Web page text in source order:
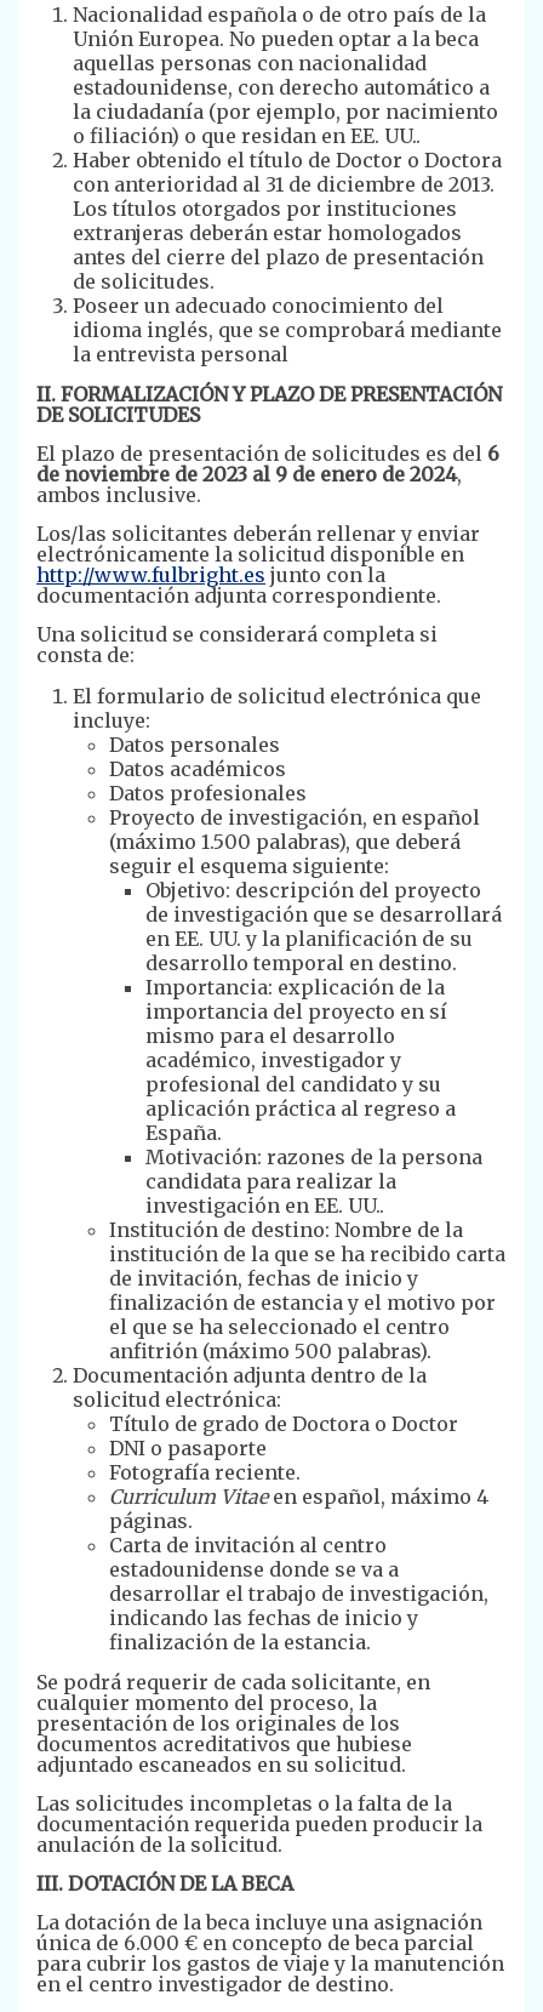
Nacionalidad española o de otro país de la
Unión Europea. No pueden optar a la beca
aquellas personas con nacionalidad
estadounidense, con derecho automático a
la ciudadanía (por ejemplo, por nacimiento
o filiación) o que residan en EE. UU..
Haber obtenido el título de Doctor o Doctora
con anterioridad al 31 de diciembre de 2013.
Los títulos otorgados por instituciones
extranjeras deberán estar homologados
antes del cierre del plazo de presentación
de solicitudes.
Poseer un adecuado conocimiento del
idioma inglés, que se comprobará mediante
la entrevista personal
II. FORMALIZACIÓN Y PLAZO DE PRESENTACIÓN
DE SOLICITUDES
El plazo de presentación de solicitudes es del 6
de noviembre de 2023 al 9 de enero de 2024,
ambos inclusive.
Los/las solicitantes deberán rellenar y enviar
electrónicamente la solicitud disponible en
http://www.fulbright.es junto con la
documentación adjunta correspondiente.
Una solicitud se considerará completa si
consta de:
El formulario de solicitud electrónica que
incluye:
Datos personales
Datos académicos
Datos profesionales
Proyecto de investigación, en español
(máximo 1.500 palabras), que deberá
seguir el esquema siguiente:
Objetivo: descripción del proyecto
de investigación que se desarrollará
en EE. UU. y la planificación de su
desarrollo temporal en destino.
Importancia: explicación de la
importancia del proyecto en sí
mismo para el desarrollo
académico, investigador y
profesional del candidato y su
aplicación práctica al regreso a
España.
Motivación: razones de la persona
candidata para realizar la
investigación en EE. UU..
Institución de destino: Nombre de la
institución de la que se ha recibido carta
de invitación, fechas de inicio y
finalización de estancia y el motivo por
el que se ha seleccionado el centro
anfitrión (máximo 500 palabras).
Documentación adjunta dentro de la
solicitud electrónica:
Título de grado de Doctora o Doctor
DNI o pasaporte
Fotografía reciente.
Curriculum Vitaeen español, máximo 4
páginas.
Carta de invitación al centro
estadounidense donde se va a
desarrollar el trabajo de investigación,
indicando las fechas de inicio y
finalización de la estancia.
Se podrá requerir de cada solicitante, en
cualquier momento del proceso, la
presentación de los originales de los
documentos acreditativos que hubiese
adjuntado escaneados en su solicitud.
Las solicitudes incompletas o la falta de la
documentación requerida pueden producir la
anulación de la solicitud.
III. DOTACIÓN DE LA BECA
La dotación de la beca incluye una asignación
única de 6.000 € en concepto de beca parcial
para cubrir los gastos de viaje y la manutención
en el centro investigador de destino.